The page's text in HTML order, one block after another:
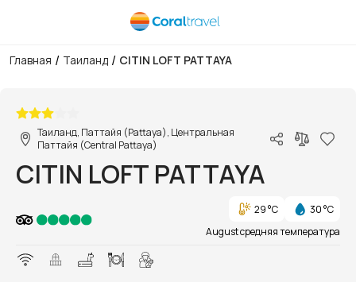
Главная / Таиланд / CITIN LOFT PATTAYA
Таиланд, Паттайя (Pattaya), Центральная
Паттайя (Central Pattaya)
CITIN LOFT PATTAYA
29 °C
30 °C
August средняя температура